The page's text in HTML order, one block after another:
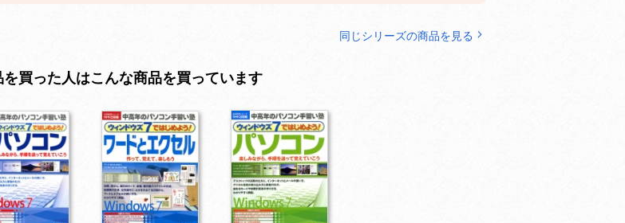
同じシリーズの商品を見る
を買った人はこんな商品を買っています